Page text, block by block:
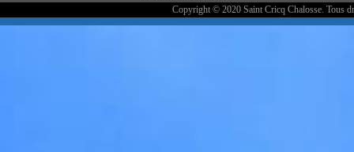
Copyright © 2020 Saint Cricq Chalosse. Tous